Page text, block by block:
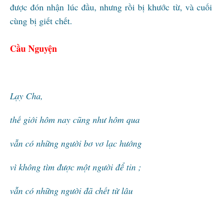
được đón nhận lúc đầu, nhưng rồi bị khước từ, và cuối
cùng bị giết chết.
Cầu Nguyện
Lạy Cha,
thế giới hôm nay cũng như hôm qua
vẫn có những người bơ vơ lạc hướng
vì không tìm được một người để tin ;
vẫn có những người đã chết từ lâu